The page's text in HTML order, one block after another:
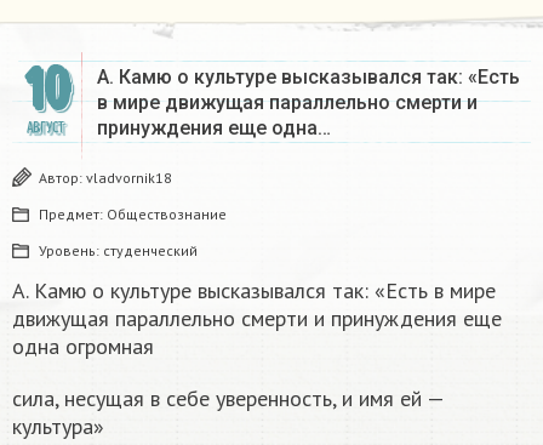
10
АВГУСТ
А. Камю о культуре высказывался так: «Есть
в мире движущая параллельно смерти и
принуждения еще одна…
Автор: vladvornik18
Предмет: Обществознание
Уровень: студенческий
А. Камю о культуре высказывался так: «Есть в мире
движущая параллельно смерти и принуждения еще
одна огромная
сила, несущая в себе уверенность, и имя ей —
культура»